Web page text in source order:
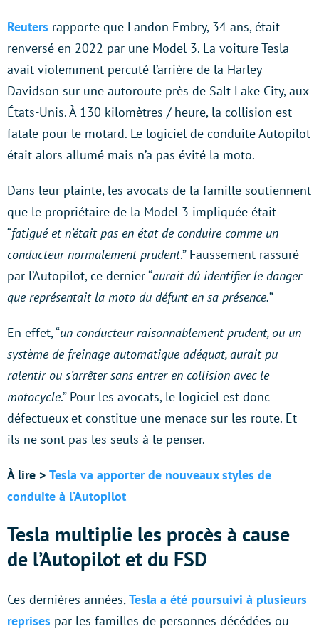
Reuters rapporte que Landon Embry, 34 ans, était
renversé en 2022 par une Model 3. La voiture Tesla
avait violemment percuté l’arrière de la Harley
Davidson sur une autoroute près de Salt Lake City, aux
États-Unis. À 130 kilomètres / heure, la collision est
fatale pour le motard. Le logiciel de conduite Autopilot
était alors allumé mais n’a pas évité la moto.
Dans leur plainte, les avocats de la famille soutiennent
que le propriétaire de la Model 3 impliquée était
“fatigué et n’était pas en état de conduire comme un
conducteur normalement prudent.” Faussement rassuré
par l’Autopilot, ce dernier “aurait dû identifier le danger
que représentait la moto du défunt en sa présence.“
En effet, “un conducteur raisonnablement prudent, ou un
système de freinage automatique adéquat, aurait pu
ralentir ou s’arrêter sans entrer en collision avec le
motocycle.” Pour les avocats, le logiciel est donc
défectueux et constitue une menace sur les route. Et
ils ne sont pas les seuls à le penser.
À lire > Tesla va apporter de nouveaux styles de
conduite à l’Autopilot
Tesla multiplie les procès à cause
de l’Autopilot et du FSD
Ces dernières années, Tesla a été poursuivi à plusieurs
reprises par les familles de personnes décédées ou